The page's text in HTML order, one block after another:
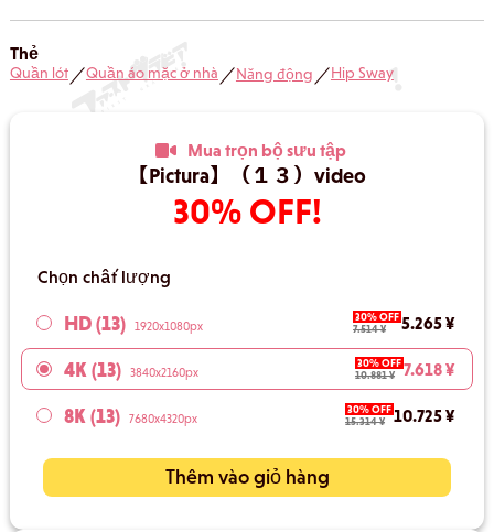
Thẻ
Quần lót／Quần áo mặc ở nhà／Năng động ／Hip Sway
Mua trọn bộ sưu tập
【Pictura】（１３）video
30% OFF!
Chọn chất lượng
HD (13) 1920x1080px
30% OFF
7.514 ¥
5.265 ¥
4K (13) 3840x2160px
30% OFF
10.881 ¥
7.618 ¥
8K (13) 7680x4320px
30% OFF
15.314 ¥
10.725 ¥
Thêm vào giỏ hàng